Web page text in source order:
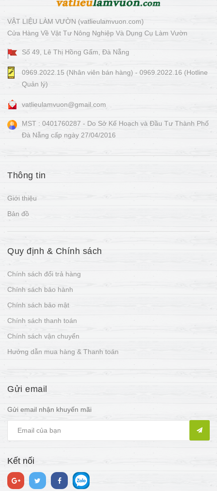
VẬT LIỆU LÀM VƯỜN (vatlieulamvuon.com)
Cửa Hàng Về Vật Tư Nông Nghiệp Và Dụng Cụ Làm Vườn
Số 49, Lê Thị Hồng Gấm, Đà Nẵng
0969.2022.15 (Nhân viên bán hàng) - 0969.2022.16 (Hotline
Quản lý)
vatlieulamvuon@gmail.com
MST : 0401760287 - Do Sở Kế Hoạch và Đầu Tư Thành Phố
Đà Nẵng cấp ngày 27/04/2016
Thông tin
Giới thiệu
Bản đồ
Quy định & Chính sách
Chính sách đổi trả hàng
Chính sách bảo hành
Chính sách bảo mật
Chính sách thanh toán
Chính sách vận chuyển
Hướng dẫn mua hàng & Thanh toán
Gửi email
Gửi email nhận khuyến mãi
Kết nối